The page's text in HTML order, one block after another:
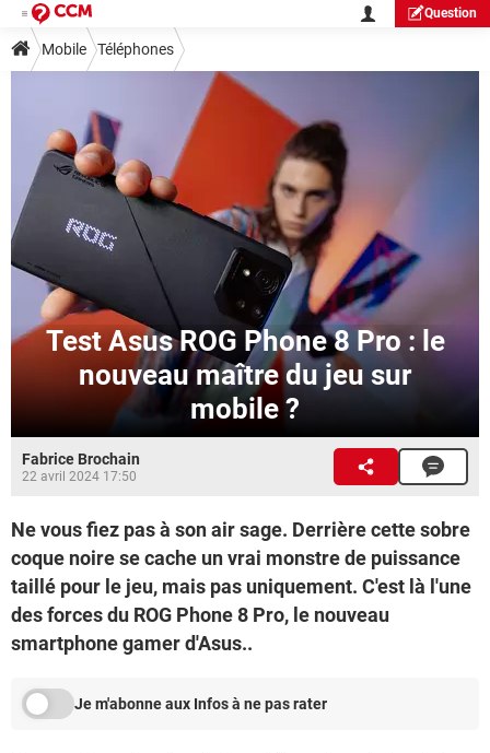
Question
Mobile Téléphones
Test Asus ROG Phone 8 Pro : le
nouveau maître du jeu sur
mobile ?
Fabrice Brochain
22 avril 2024 17:50
Ne vous fiez pas à son air sage. Derrière cette sobre
coque noire se cache un vrai monstre de puissance
taillé pour le jeu, mais pas uniquement. C'est là l'une
des forces du ROG Phone 8 Pro, le nouveau
smartphone gamer d'Asus..
Je m'abonne aux Infos à ne pas rater